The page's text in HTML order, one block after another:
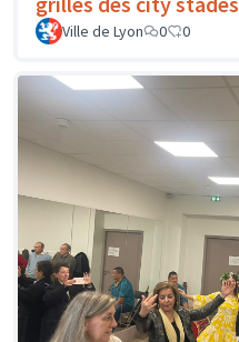
Ville de Lyon 0 0